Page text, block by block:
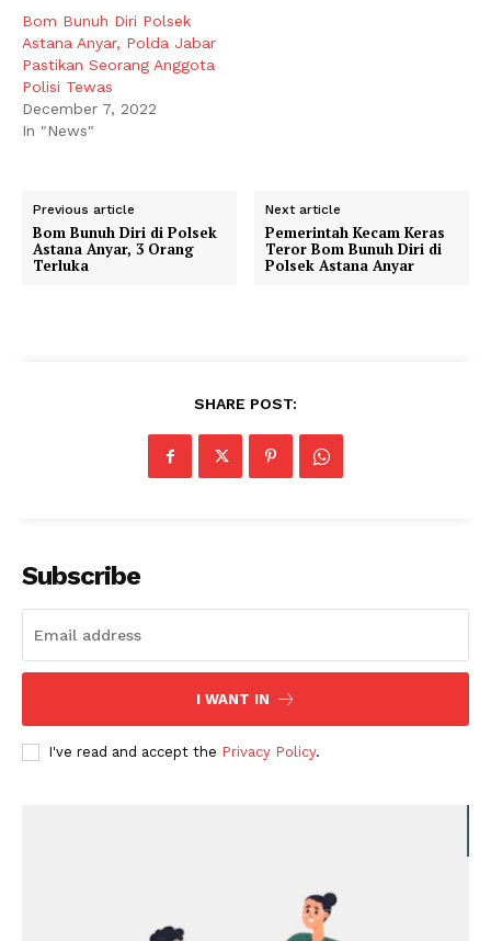
Bom Bunuh Diri Polsek
Astana Anyar, Polda Jabar
Pastikan Seorang Anggota
Polisi Tewas
December 7, 2022
In "News"
Previous article
Bom Bunuh Diri di Polsek
Astana Anyar, 3 Orang
Terluka
Next article
Pemerintah Kecam Keras
Teror Bom Bunuh Diri di
Polsek Astana Anyar
SHARE POST:
Subscribe
I WANT IN
I've read and accept the Privacy Policy.